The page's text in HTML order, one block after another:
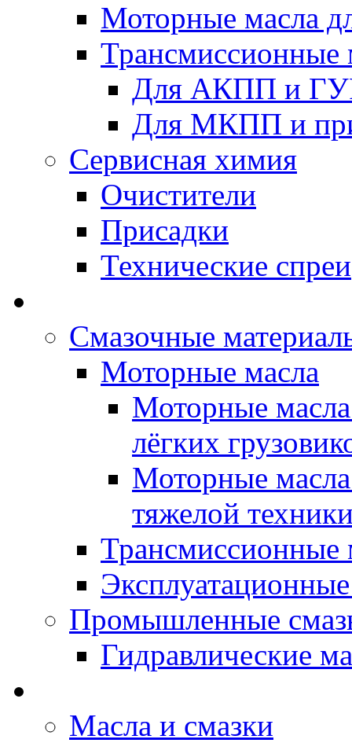
Моторные масла
Трансмиссионные
Для АКПП и
Для МКПП и
Сервисная химия
Очистители
Присадки
Технические спреи
Смазочные
Моторные масла
Моторные
лёгких
Моторные
тяжелой
Трансмиссионные
Промышленные
Гидравлические
Масла и смазки